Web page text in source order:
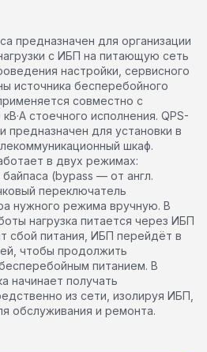
предназначен для организации
с ИБП на питающую сеть
настройки, сервисного
источника бесперебойного
совместно с
стоечного исполнения. QPS-
предназначен для установки в
шкаф.
в двух режимах:
(bypass — от англ.
переключатель
нужного режима вручную. В
нагрузка питается через ИБП
сбой питания, ИБП перейдёт в
чтобы продолжить
питанием. В
начинает получать
из сети, изолируя ИБП,
обслуживания и ремонта.